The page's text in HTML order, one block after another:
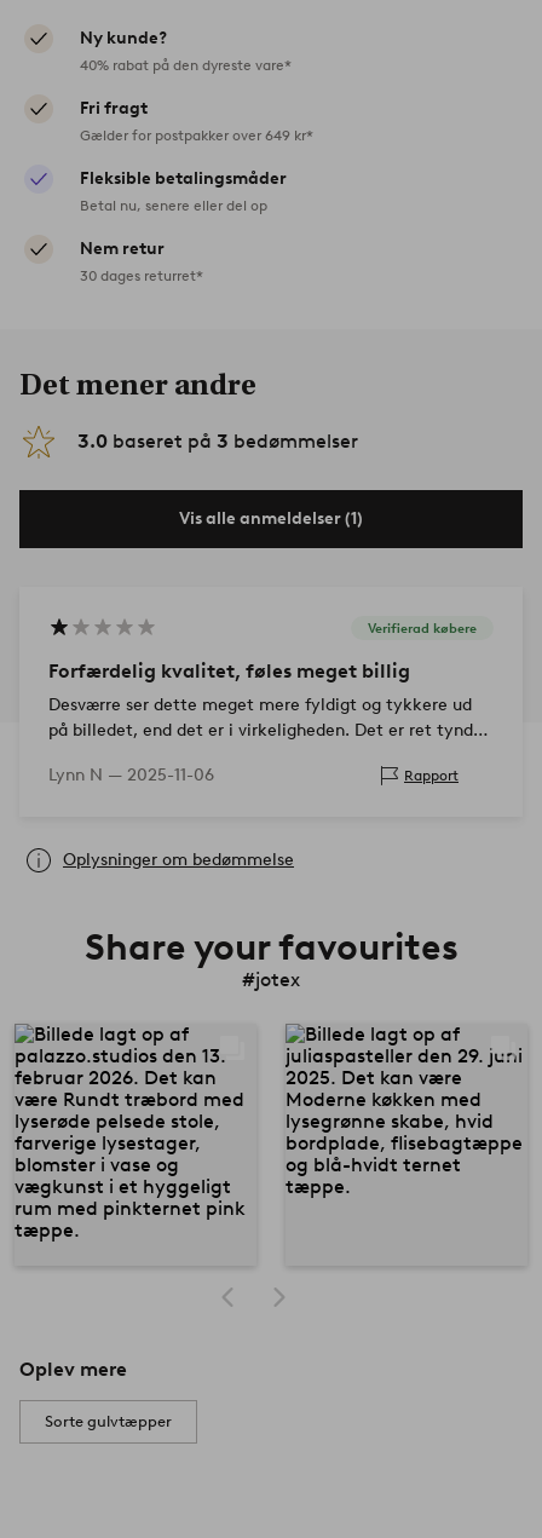
Ny kunde?
40% rabat på den dyreste vare*
Fri fragt
Gælder for postpakker over 649 kr*
Fleksible betalingsmåder
Betal nu, senere eller del op
Nem retur
30 dages returret*
Det mener andre
3.0 baseret på 3 bedømmelser
Vis alle anmeldelser (1)
Verifierad købere
Forfærdelig kvalitet, føles meget billig
Desværre ser dette meget mere fyldigt og tykkere ud
på billedet, end det er i virkeligheden. Det er ret tyndt
Lynn N — 2025-11-06 Rapport
Oplysninger om bedømmelse
Share your favourites
#jotex
Oplev mere
Sorte gulvtæpper